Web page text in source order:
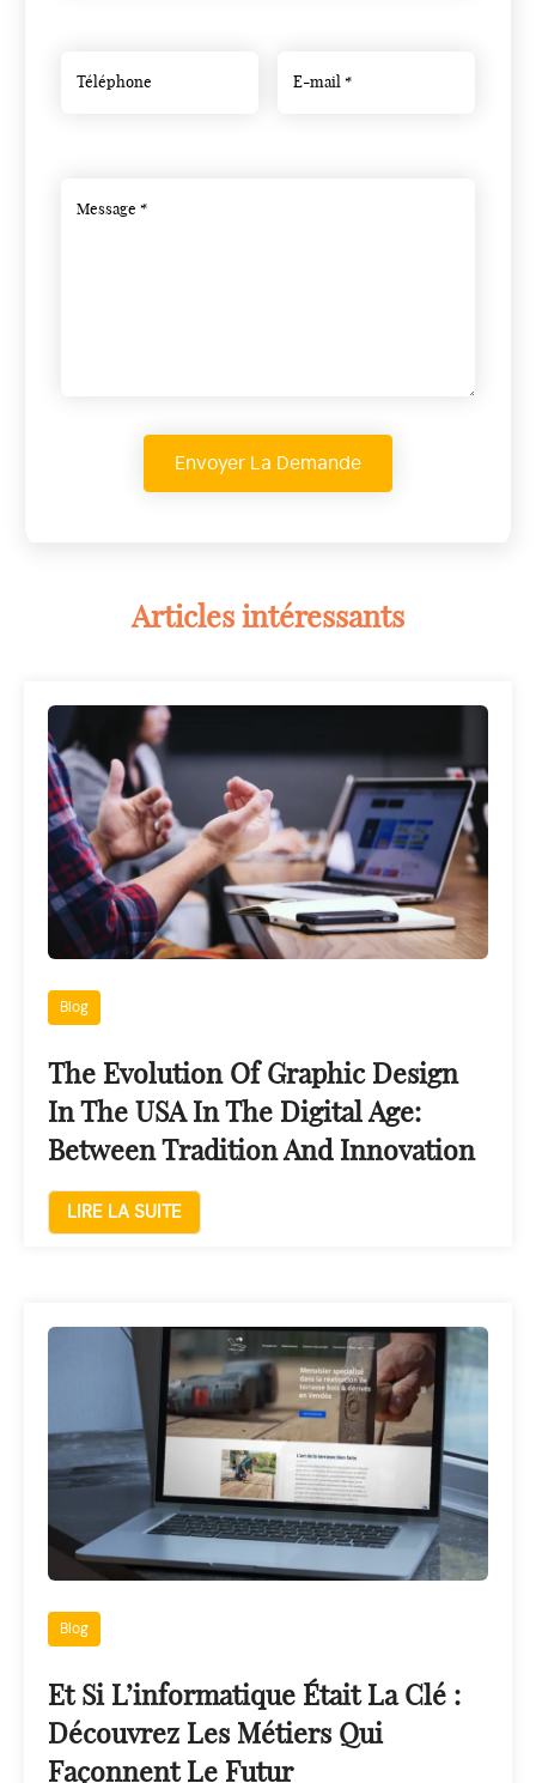
Articles intéressants
Blog
The Evolution Of Graphic Design
In The USA In The Digital Age:
Between Tradition And Innovation
LIRE LA SUITE
Blog
Et Si L’informatique Était La Clé :
Découvrez Les Métiers Qui
Façonnent Le Futur